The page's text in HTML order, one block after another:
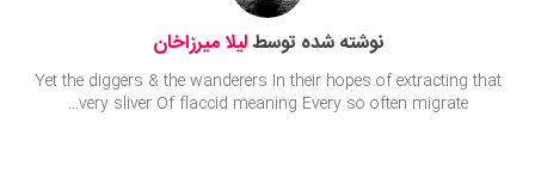
نوشته شده توسطلیلا میرزاخان
Yet the diggers & the wanderers In their hopes of extracting that
very sliver Of flaccid meaning Every so often migrate...